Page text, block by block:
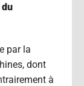
par la
dont
à